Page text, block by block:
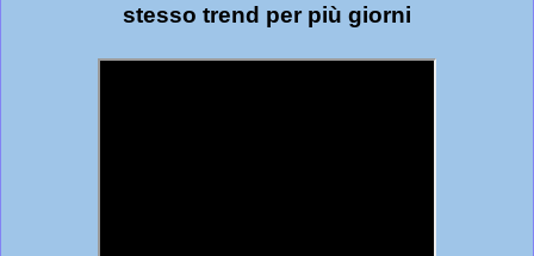
stesso trend per più giorni